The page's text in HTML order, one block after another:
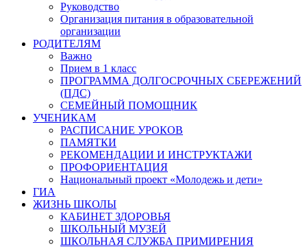
Руководство
Организация питания в образовательной
организации
РОДИТЕЛЯМ
Важно
Прием в 1 класс
ПРОГРАММА ДОЛГОСРОЧНЫХ СБЕРЕЖЕНИЙ
(ПДС)
СЕМЕЙНЫЙ ПОМОЩНИК
УЧЕНИКАМ
РАСПИСАНИЕ УРОКОВ
ПАМЯТКИ
РЕКОМЕНДАЦИИ И ИНСТРУКТАЖИ
ПРОФОРИЕНТАЦИЯ
Национальный проект «Молодежь и дети»
ГИА
ЖИЗНЬ ШКОЛЫ
КАБИНЕТ ЗДОРОВЬЯ
ШКОЛЬНЫЙ МУЗЕЙ
ШКОЛЬНАЯ СЛУЖБА ПРИМИРЕНИЯ